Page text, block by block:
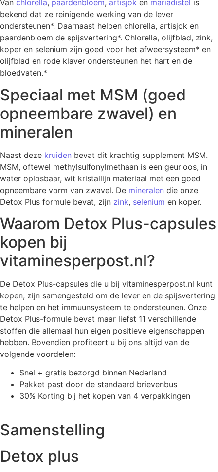
Van chlorella, paardenbloem, artisjok en mariadistel is
bekend dat ze reinigende werking van de lever
ondersteunen*. Daarnaast helpen chlorella, artisjok en
paardenbloem de spijsvertering*. Chlorella, olijfblad, zink,
koper en selenium zijn goed voor het afweersysteem* en
olijfblad en rode klaver ondersteunen het hart en de
bloedvaten.*
Speciaal met MSM (goed
opneembare zwavel) en
mineralen
Naast deze kruiden bevat dit krachtig supplement MSM.
MSM, oftewel methylsulfonylmethaan is een geurloos, in
water oplosbaar, wit kristallijn materiaal met een goed
opneembare vorm van zwavel. De mineralen die onze
Detox Plus formule bevat, zijn zink, selenium en koper.
Waarom Detox Plus-capsules
kopen bij
vitaminesperpost.nl?
De Detox Plus-capsules die u bij vitaminesperpost.nl kunt
kopen, zijn samengesteld om de lever en de spijsvertering
te helpen en het immuunsysteem te ondersteunen. Onze
Detox Plus-formule bevat maar liefst 11 verschillende
stoffen die allemaal hun eigen positieve eigenschappen
hebben. Bovendien profiteert u bij ons altijd van de
volgende voordelen:
Snel + gratis bezorgd binnen Nederland
Pakket past door de standaard brievenbus
30% Korting bij het kopen van 4 verpakkingen
Samenstelling
Detox plus